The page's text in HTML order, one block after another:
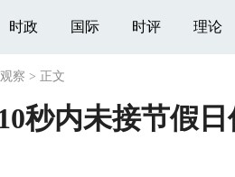
时政 国际 时评 理论
察 > 正文
秒内未接节假